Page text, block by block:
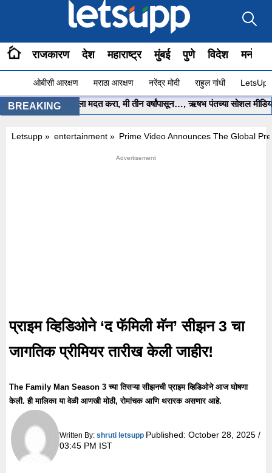
राजकारण देश महाराष्ट्र मुंबई पुणे विदेश
ओबीसी आरक्षण मराठा आरक्षण नरेंद्र मोदी राहुल गांधी
BREAKING
साहेब.. मला मदत करा, मी तीन वर्षांपासून…, ऋषभ पंतच्या सोशल मीडिया
Letsupp » entertainment » Prime Video Announces The Global
प्राइम व्हिडिओने ‘द फॅमिली मॅन’ सीझन 3 चा
जागतिक प्रीमियर तारीख केली जाहीर!
The Family Man Season 3 च्या तिसऱ्या सीझनची प्राइम व्हिडिओने आज घोषणा
केली. ही मालिका या वेळी आणखी मोठी, रोमांचक आणि थरारक असणार आहे.
Written By: shruti letsupp Published: October 28, 2025 /
03:45 PM IST